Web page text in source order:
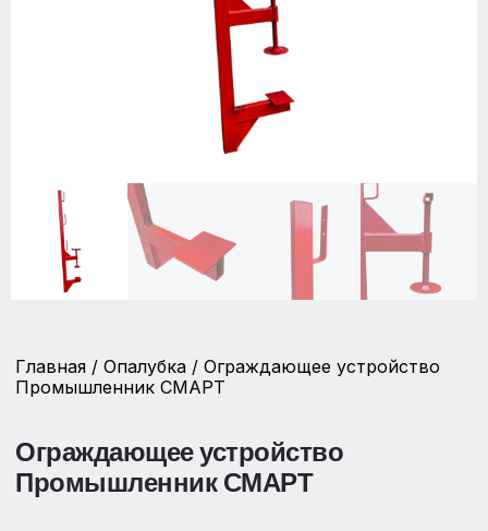
Главная / Опалубка / Ограждающее устройство
Промышленник СМАРТ
Ограждающее устройство
Промышленник СМАРТ